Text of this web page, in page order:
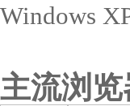
Windows
主流浏